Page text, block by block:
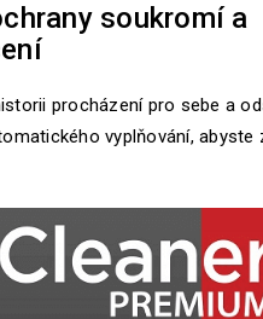
soukromí a
procházení pro sebe a
vyplňování, abyste